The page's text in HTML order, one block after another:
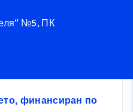
№5, ПК
финансиран по